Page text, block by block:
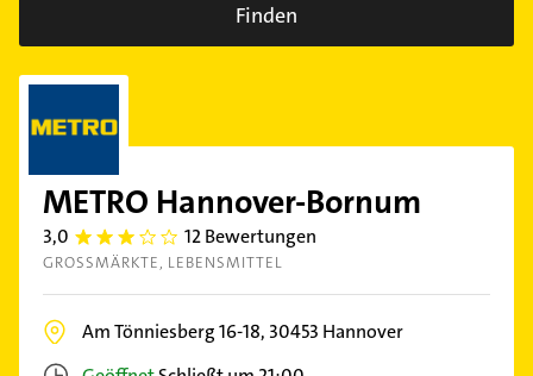
Finden
METRO Hannover-Bornum
3,0 3.0 12 Bewertungen
GROSSMÄRKTE LEBENSMITTEL
Am Tönniesberg 16-18, 30453 Hannover